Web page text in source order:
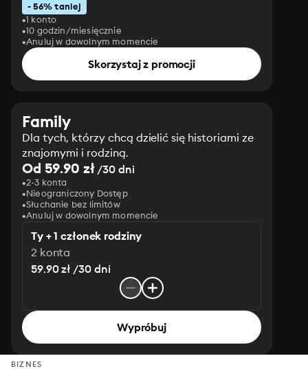
- 56% taniej
1 konto
10 godzin/miesięcznie
Anuluj w dowolnym momencie
Skorzystaj z promocji
Family
Dla tych, którzy chcą dzielić się historiami ze
znajomymi i rodziną.
Od 59.90 zł/30 dni
2-3 konta
Nieograniczony Dostęp
Słuchanie bez limitów
Anuluj w dowolnym momencie
Ty + 1 członek rodziny
2 konta
59.90 zł /30 dni
Wypróbuj
BIZNES